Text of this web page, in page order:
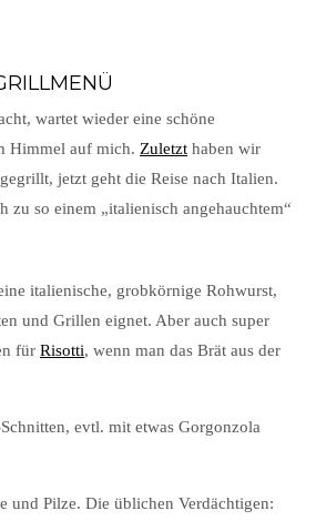
wartet wieder eine schöne
Himmel auf mich. Zuletzt haben wir
jetzt geht die Reise nach Italien.
zu so einem „italienisch angehauchtem“
italienische, grobkörnige Rohwurst,
und Grillen eignet. Aber auch super
für Risotti, wenn man das Brät aus der
evtl. mit etwas Gorgonzola
und Pilze. Die üblichen Verdächtigen: